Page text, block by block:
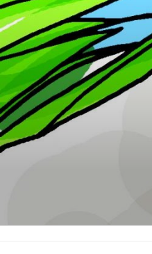
コ
ン
テ
ン
ツ
へ
ス
キ
ッ